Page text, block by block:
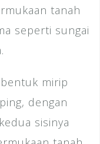
tanah
seperti sungai
mirip
dengan
sisinya